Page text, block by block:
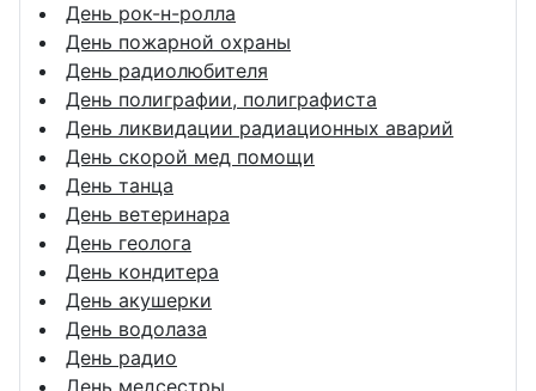
День рок-н-ролла
День пожарной охраны
День радиолюбителя
День полиграфии, полиграфиста
День ликвидации радиационных аварий
День скорой мед помощи
День танца
День ветеринара
День геолога
День кондитера
День акушерки
День водолаза
День радио